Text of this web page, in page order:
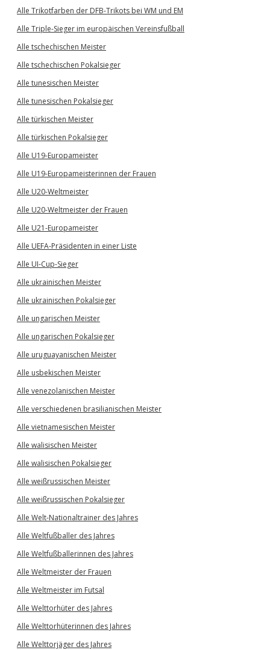
Alle Trikotfarben der DFB-Trikots bei WM und EM
Alle Triple-Sieger im europäischen Vereinsfußball
Alle tschechischen Meister
Alle tschechischen Pokalsieger
Alle tunesischen Meister
Alle tunesischen Pokalsieger
Alle türkischen Meister
Alle türkischen Pokalsieger
Alle U19-Europameister
Alle U19-Europameisterinnen der Frauen
Alle U20-Weltmeister
Alle U20-Weltmeister der Frauen
Alle U21-Europameister
Alle UEFA-Präsidenten in einer Liste
Alle UI-Cup-Sieger
Alle ukrainischen Meister
Alle ukrainischen Pokalsieger
Alle ungarischen Meister
Alle ungarischen Pokalsieger
Alle uruguayanischen Meister
Alle usbekischen Meister
Alle venezolanischen Meister
Alle verschiedenen brasilianischen Meister
Alle vietnamesischen Meister
Alle walisischen Meister
Alle walisischen Pokalsieger
Alle weißrussischen Meister
Alle weißrussischen Pokalsieger
Alle Welt-Nationaltrainer des Jahres
Alle Weltfußballer des Jahres
Alle Weltfußballerinnen des Jahres
Alle Weltmeister der Frauen
Alle Weltmeister im Futsal
Alle Welttorhüter des Jahres
Alle Welttorhüterinnen des Jahres
Alle Welttorjäger des Jahres